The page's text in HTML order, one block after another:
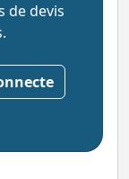
de devis